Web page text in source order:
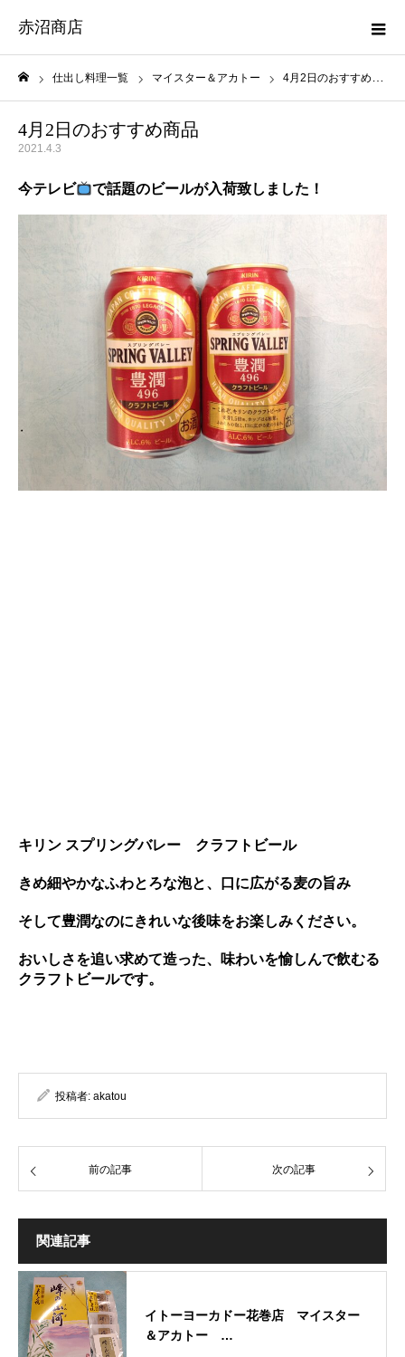
赤沼商店
仕出し料理一覧 マイスター＆アカトー 4月2日のおすすめ商品
4月2日のおすすめ商品
2021.4.3
今テレビ で話題のビールが入荷致しました！
キリン スプリングバレー クラフトビール
きめ細やかなふわとろな泡と、口に広がる麦の旨み
そして豊潤なのにきれいな後味をお楽しみください。
おいしさを追い求めて造った、味わいを愉しんで飲むる
クラフトビールです。
投稿者: akatou
前の記事 次の記事
関連記事
イトーヨーカドー花巻店 マイスター
＆アカトー …